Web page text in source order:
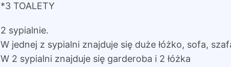
*3 TOALETY
2 sypialnie.
W jednej z sypialni znajduje się duże łóżko, sofa,
W 2 sypialni znajduje się garderoba i 2 łóżka